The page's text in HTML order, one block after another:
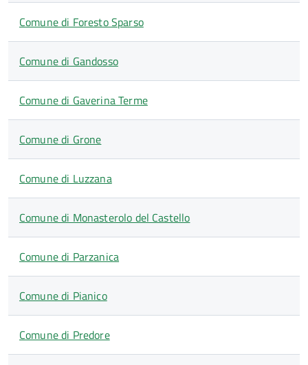
Comune di Foresto Sparso
Comune di Gandosso
Comune di Gaverina Terme
Comune di Grone
Comune di Luzzana
Comune di Monasterolo del Castello
Comune di Parzanica
Comune di Pianico
Comune di Predore